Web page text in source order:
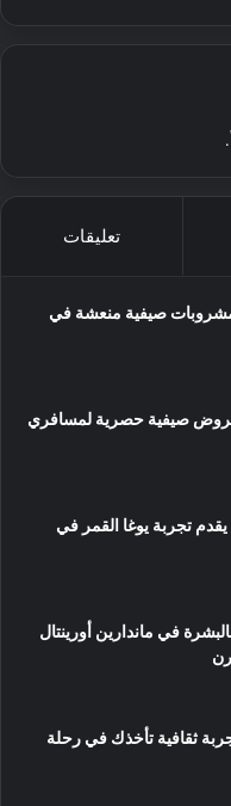
تعليقات
مشروبات صيفية منعشة في
صيفية حصرية لمسافري
تجربة يوغا القمر في
في ماندارين أورينتال
ثقافية تأخذك في رحلة